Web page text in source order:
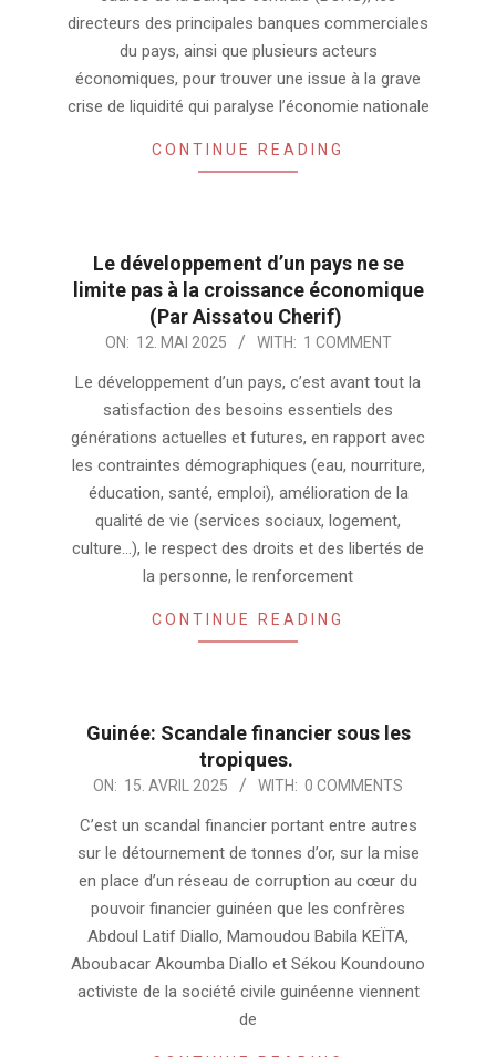
directeurs des principales banques commerciales
du pays, ainsi que plusieurs acteurs
économiques, pour trouver une issue à la grave
crise de liquidité qui paralyse l’économie nationale
CONTINUE READING
Le développement d’un pays ne se
limite pas à la croissance économique
(Par Aissatou Cherif)
2025-ON: 12. MAI 2025 WITH: 1 COMMENT
Le développement d’un pays, c’est avant tout la
satisfaction des besoins essentiels des
générations actuelles et futures, en rapport avec
les contraintes démographiques (eau, nourriture,
éducation, santé, emploi), amélioration de la
qualité de vie (services sociaux, logement,
culture…), le respect des droits et des libertés de
la personne, le renforcement
CONTINUE READING
Guinée: Scandale financier sous les
tropiques.
2025-
ON: 15. AVRIL 2025 WITH: 0 COMMENTS
C’est un scandal financier portant entre autres
sur le détournement de tonnes d’or, sur la mise
en place d’un réseau de corruption au cœur du
pouvoir financier guinéen que les confrères
Abdoul Latif Diallo, Mamoudou Babila KEÏTA,
Aboubacar Akoumba Diallo et Sékou Koundouno
activiste de la société civile guinéenne viennent
de